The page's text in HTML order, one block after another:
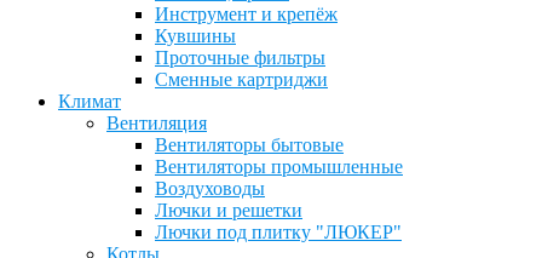
Инструмент и крепёж
Кувшины
Проточные фильтры
Сменные картриджи
Климат
Вентиляция
Вентиляторы бытовые
Вентиляторы промышленные
Воздуховоды
Лючки и решетки
Лючки под плитку "ЛЮКЕР"
Котлы